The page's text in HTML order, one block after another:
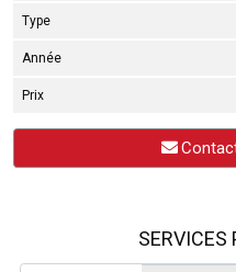
Type
Année
Prix
SERVICES